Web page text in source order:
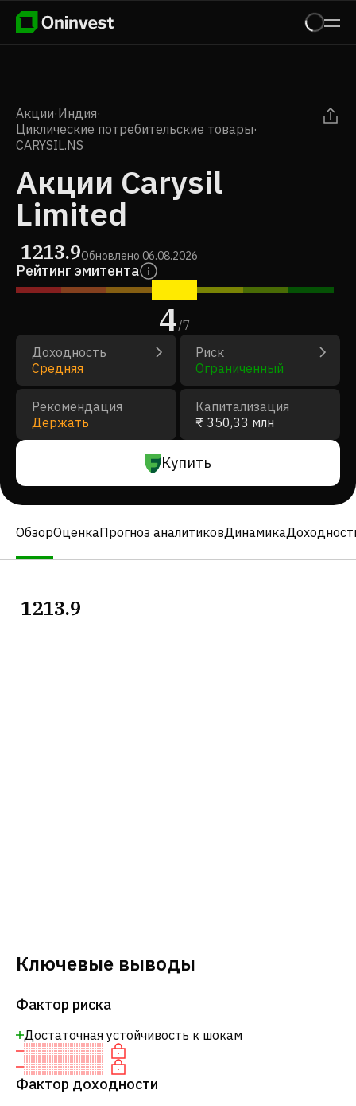
Акции·Индия·
Циклические потребительские товары·
CARYSIL.NS
Акции Carysil
Limited
1213.9Обновлено 06.08.2026
Рейтинг эмитента
4/7
Доходность
Средняя
Риск
Ограниченный
Рекомендация
Держать
Капитализация
₹ 350,33 млн
Купить
ОбзорОценкаПрогноз аналитиковДинамика
1213.9
Ключевые выводы
Фактор риска
Достаточная устойчивость к шокам
Фактор доходности